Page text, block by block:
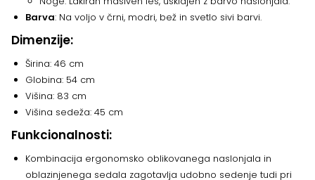
Barva: Na voljo v črni, modri, bež in svetlo sivi barvi.
Dimenzije:
Širina: 46 cm
Globina: 54 cm
Višina: 83 cm
Višina sedeža: 45 cm
Funkcionalnosti:
Kombinacija ergonomsko oblikovanega naslonjala in
oblazinjenega sedala zagotavlja udobno sedenje tudi pri